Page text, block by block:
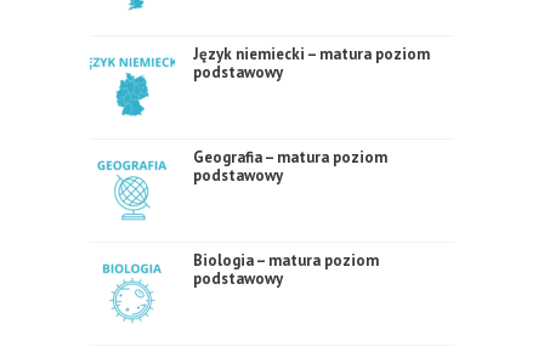
Język niemiecki – matura poziom
podstawowy
Geografia – matura poziom
podstawowy
Biologia – matura poziom
podstawowy